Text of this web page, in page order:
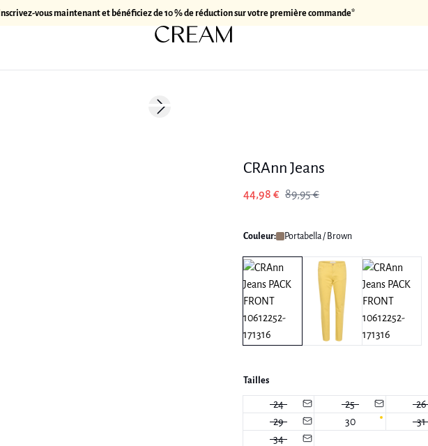
Inscrivez-vous maintenant et bénéficiez de 10 % de réduction sur votre première commande*
Next slide
CRAnn Jeans
44,98 € 89,95 €
Couleur: Portabella / Brown
Tailles
24 25 26
29
30 31
34